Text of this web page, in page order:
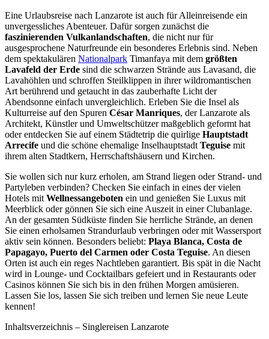
Eine Urlaubsreise nach Lanzarote ist auch für Alleinreisende ein
unvergessliches Abenteuer. Dafür sorgen zunächst die
faszinierenden Vulkanlandschaften, die nicht nur für
ausgesprochene Naturfreunde ein besonderes Erlebnis sind. Neben
dem spektakulären Nationalpark Timanfaya mit dem größten
Lavafeld der Erde sind die schwarzen Strände aus Lavasand, die
Lavahöhlen und schroffen Steilklippen in ihrer wildromantischen
Art berührend und getaucht in das zauberhafte Licht der
Abendsonne einfach unvergleichlich. Erleben Sie die Insel als
Kulturreise auf den Spuren César Manriques, der Lanzarote als
Architekt, Künstler und Umweltschützer maßgeblich geformt hat
oder entdecken Sie auf einem Städtetrip die quirlige Hauptstadt
Arrecife und die schöne ehemalige Inselhauptstadt Teguise mit
ihrem alten Stadtkern, Herrschaftshäusern und Kirchen.
Sie wollen sich nur kurz erholen, am Strand liegen oder Strand- und
Partyleben verbinden? Checken Sie einfach in eines der vielen
Hotels mit Wellnessangeboten ein und genießen Sie Luxus mit
Meerblick oder gönnen Sie sich eine Auszeit in einer Clubanlage.
An der gesamten Südküste finden Sie herrliche Strände, an denen
Sie einen erholsamen Strandurlaub verbringen oder mit Wassersport
aktiv sein können. Besonders beliebt: Playa Blanca, Costa de
Papagayo, Puerto del Carmen oder Costa Teguise. An diesen
Orten ist auch ein reges Nachtleben garantiert. Bis spät in die Nacht
wird in Lounge- und Cocktailbars gefeiert und in Restaurants oder
Casinos können Sie sich bis in den frühen Morgen amüsieren.
Lassen Sie los, lassen Sie sich treiben und lernen Sie neue Leute
kennen!
Inhaltsverzeichnis – Singlereisen Lanzarote